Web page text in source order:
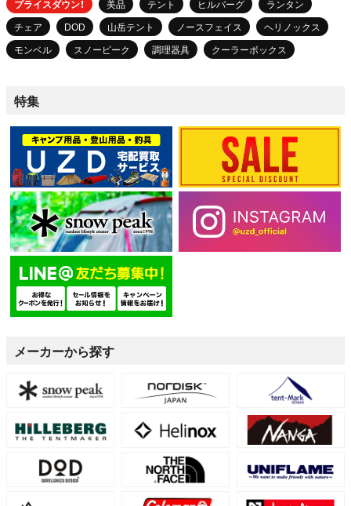
プライスダウン！ 美品 テント ヒルバーグ
ランタン
チェア
DOD 山岳テント ノースフェイス
ヘリノックス
モンベル
スノーピーク 調理器具 クーラーボックス
特集
メーカーから探す